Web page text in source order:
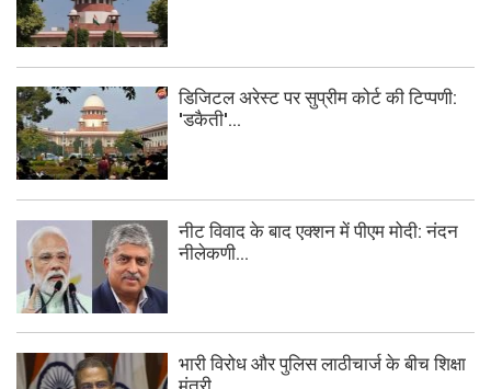
डिजिटल अरेस्ट पर सुप्रीम कोर्ट की टिप्पणी:
'डकैती'...
नीट विवाद के बाद एक्शन में पीएम मोदी: नंदन
नीलेकणी...
भारी विरोध और पुलिस लाठीचार्ज के बीच शिक्षा